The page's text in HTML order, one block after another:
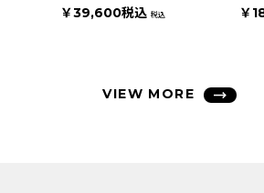
￥39,600税込 税込 ￥
VIEW MORE